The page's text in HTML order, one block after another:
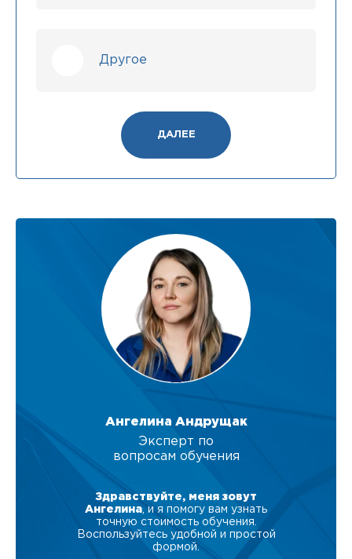
Другое
ДАЛЕЕ
Ангелина Андрущак
Эксперт по
вопросам обучения
Здравствуйте, меня зовут
Ангелина , и я помогу вам узнать
точную стоимость обучения.
Воспользуйтесь удобной и простой
формой.